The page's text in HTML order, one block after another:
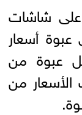
على شاشات
عبوة أسعار
لكل عبوة من
من